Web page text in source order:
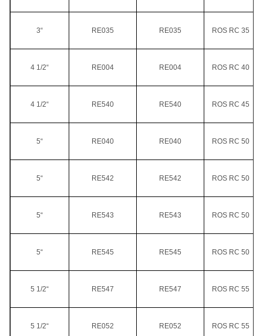
3“ RE035 RE035 ROS RC 35
4 1/2“ RE004 RE004 ROS RC 40
4 1/2“ RE540 RE540 ROS RC 45
5“ RE040 RE040 ROS RC 50
5“ RE542 RE542 ROS RC 50
5“ RE543 RE543 ROS RC 50
5“ RE545 RE545 ROS RC 50
5 1/2“ RE547 RE547 ROS RC 55
5 1/2“ RE052 RE052 ROS RC 55